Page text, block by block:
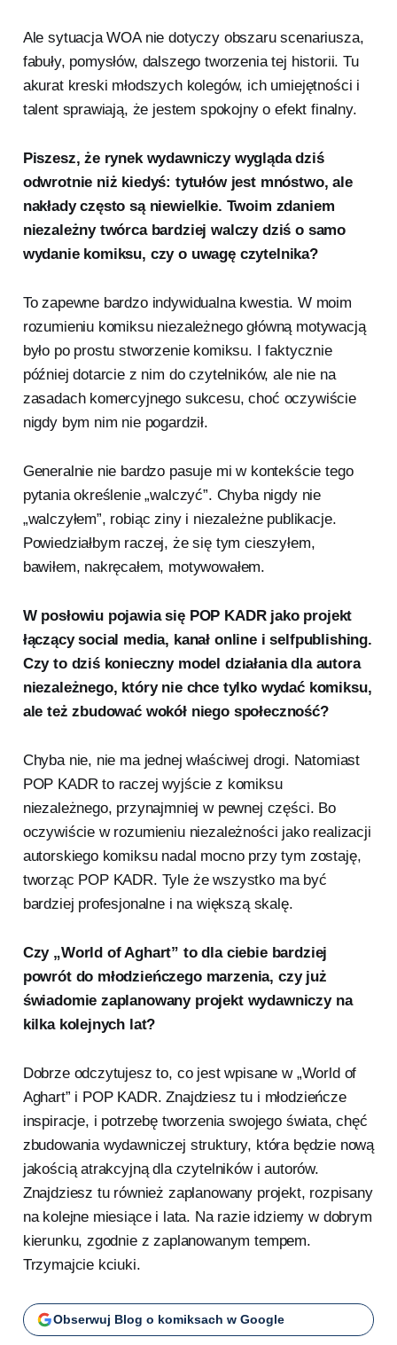
Ale sytuacja WOA nie dotyczy obszaru scenariusza,
fabuły, pomysłów, dalszego tworzenia tej historii. Tu
akurat kreski młodszych kolegów, ich umiejętności i
talent sprawiają, że jestem spokojny o efekt finalny.
Piszesz, że rynek wydawniczy wygląda dziś
odwrotnie niż kiedyś: tytułów jest mnóstwo, ale
nakłady często są niewielkie. Twoim zdaniem
niezależny twórca bardziej walczy dziś o samo
wydanie komiksu, czy o uwagę czytelnika?
To zapewne bardzo indywidualna kwestia. W moim
rozumieniu komiksu niezależnego główną motywacją
było po prostu stworzenie komiksu. I faktycznie
później dotarcie z nim do czytelników, ale nie na
zasadach komercyjnego sukcesu, choć oczywiście
nigdy bym nim nie pogardził.
Generalnie nie bardzo pasuje mi w kontekście tego
pytania określenie „walczyć”. Chyba nigdy nie
„walczyłem”, robiąc ziny i niezależne publikacje.
Powiedziałbym raczej, że się tym cieszyłem,
bawiłem, nakręcałem, motywowałem.
W posłowiu pojawia się POP KADR jako projekt
łączący social media, kanał online i selfpublishing.
Czy to dziś konieczny model działania dla autora
niezależnego, który nie chce tylko wydać komiksu,
ale też zbudować wokół niego społeczność?
Chyba nie, nie ma jednej właściwej drogi. Natomiast
POP KADR to raczej wyjście z komiksu
niezależnego, przynajmniej w pewnej części. Bo
oczywiście w rozumieniu niezależności jako realizacji
autorskiego komiksu nadal mocno przy tym zostaję,
tworząc POP KADR. Tyle że wszystko ma być
bardziej profesjonalne i na większą skalę.
Czy „World of Aghart” to dla ciebie bardziej
powrót do młodzieńczego marzenia, czy już
świadomie zaplanowany projekt wydawniczy na
kilka kolejnych lat?
Dobrze odczytujesz to, co jest wpisane w „World of
Aghart” i POP KADR. Znajdziesz tu i młodzieńcze
inspiracje, i potrzebę tworzenia swojego świata, chęć
zbudowania wydawniczej struktury, która będzie nową
jakością atrakcyjną dla czytelników i autorów.
Znajdziesz tu również zaplanowany projekt, rozpisany
na kolejne miesiące i lata. Na razie idziemy w dobrym
kierunku, zgodnie z zaplanowanym tempem.
Trzymajcie kciuki.
Obserwuj Blog o komiksach w Google